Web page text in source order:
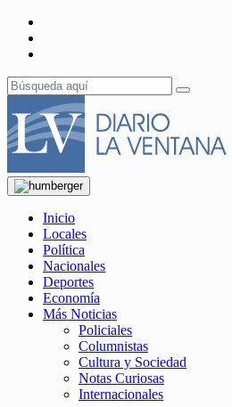
Inicio
Locales
Política
Nacionales
Deportes
Economía
Más Noticias
Policiales
Columnistas
Cultura y Sociedad
Notas Curiosas
Internacionales